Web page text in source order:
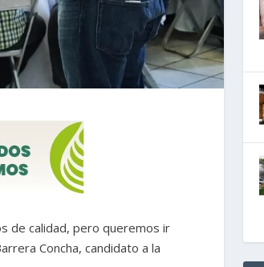
de calidad, pero queremos ir
Concha, candidato a la